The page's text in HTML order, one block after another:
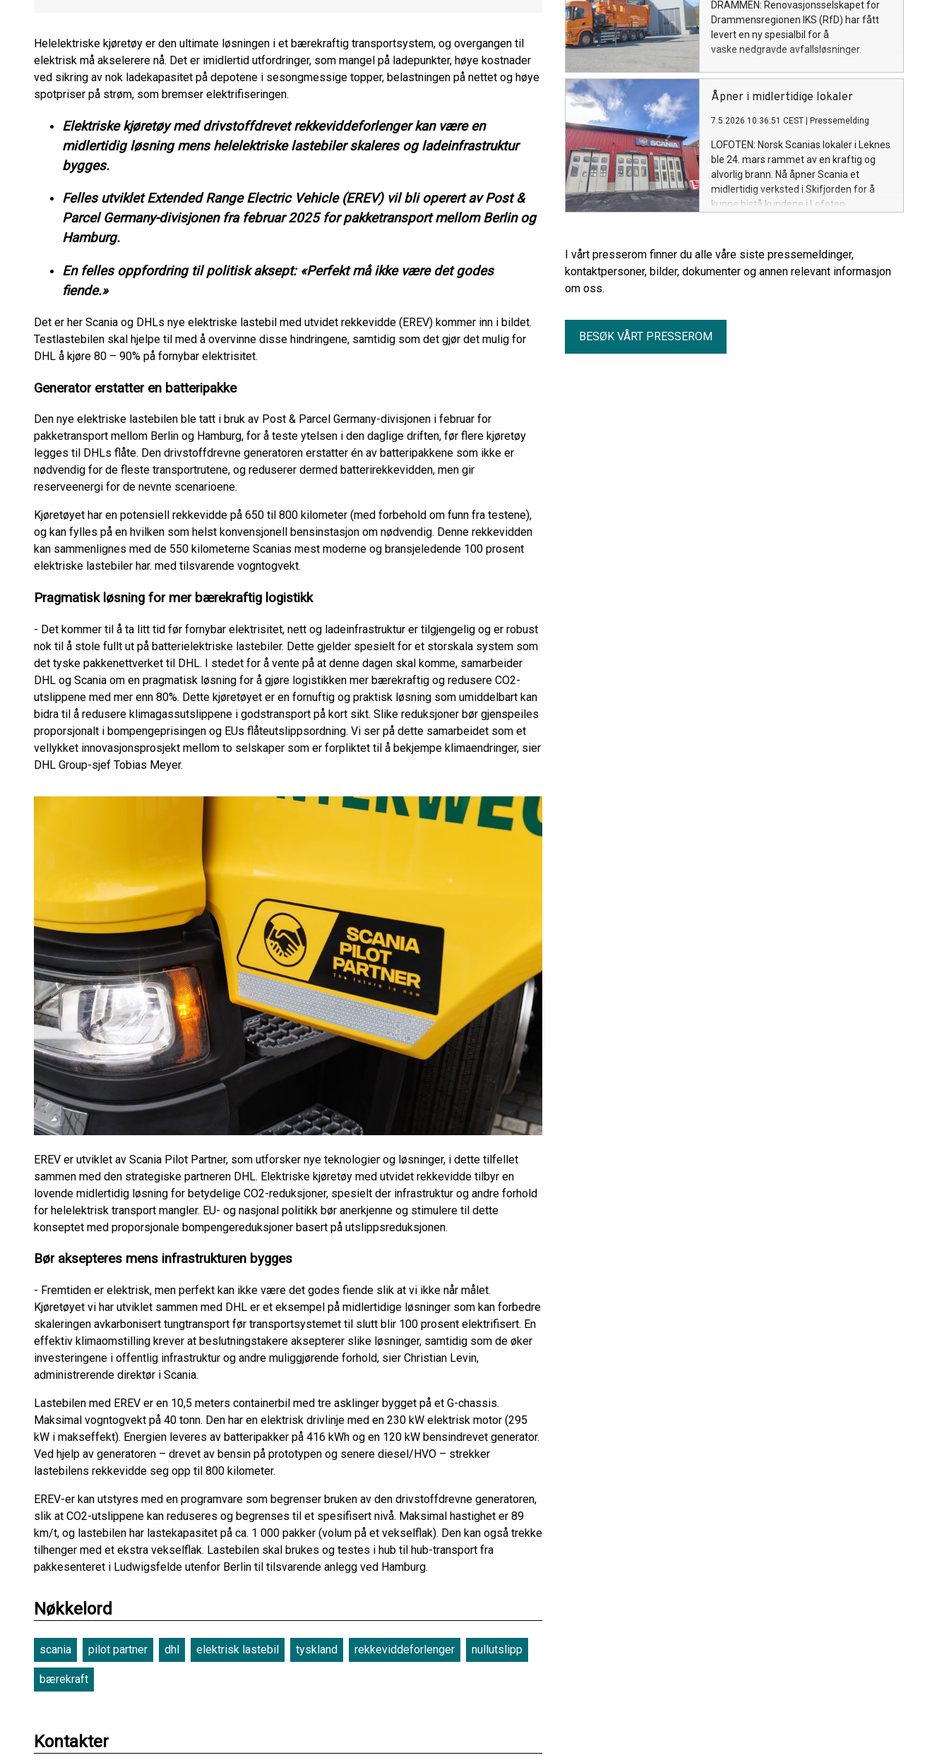
Helelektriske kjøretøy er den ultimate løsningen i et bærekraftig transportsystem, og overgangen til
elektrisk må akselerere nå. Det er imidlertid utfordringer, som mangel på ladepunkter, høye kostnader
ved sikring av nok ladekapasitet på depotene i sesongmessige topper, belastningen på nettet og høye
spotpriser på strøm, som bremser elektrifiseringen.
Elektriske kjøretøy med drivstoffdrevet rekkeviddeforlenger kan være en
midlertidig løsning mens helelektriske lastebiler skaleres og ladeinfrastruktur
bygges.
Felles utviklet Extended Range Electric Vehicle (EREV) vil bli operert av Post &
Parcel Germany-divisjonen fra februar 2025 for pakketransport mellom Berlin og
Hamburg.
En felles oppfordring til politisk aksept: «Perfekt må ikke være det godes
fiende.»
Det er her Scania og DHLs nye elektriske lastebil med utvidet rekkevidde (EREV) kommer inn i bildet.
Testlastebilen skal hjelpe til med å overvinne disse hindringene, samtidig som det gjør det mulig for
DHL å kjøre 80 – 90% på fornybar elektrisitet.
Generator erstatter en batteripakke
Den nye elektriske lastebilen ble tatt i bruk av Post & Parcel Germany-divisjonen i februar for
pakketransport mellom Berlin og Hamburg, for å teste ytelsen i den daglige driften, før flere kjøretøy
legges til DHLs flåte. Den drivstoffdrevne generatoren erstatter én av batteripakkene som ikke er
nødvendig for de fleste transportrutene, og reduserer dermed batterirekkevidden, men gir
reserveenergi for de nevnte scenarioene.
Kjøretøyet har en potensiell rekkevidde på 650 til 800 kilometer (med forbehold om funn fra testene),
og kan fylles på en hvilken som helst konvensjonell bensinstasjon om nødvendig. Denne rekkevidden
kan sammenlignes med de 550 kilometerne Scanias mest moderne og bransjeledende 100 prosent
elektriske lastebiler har. med tilsvarende vogntogvekt.
Pragmatisk løsning for mer bærekraftig logistikk
- Det kommer til å ta litt tid før fornybar elektrisitet, nett og ladeinfrastruktur er tilgjengelig og er robust
nok til å stole fullt ut på batterielektriske lastebiler. Dette gjelder spesielt for et storskala system som
det tyske pakkenettverket til DHL. I stedet for å vente på at denne dagen skal komme, samarbeider
DHL og Scania om en pragmatisk løsning for å gjøre logistikken mer bærekraftig og redusere CO2-
utslippene med mer enn 80%. Dette kjøretøyet er en fornuftig og praktisk løsning som umiddelbart kan
bidra til å redusere klimagassutslippene i godstransport på kort sikt. Slike reduksjoner bør gjenspeiles
proporsjonalt i bompengeprisingen og EUs flåteutslippsordning. Vi ser på dette samarbeidet som et
vellykket innovasjonsprosjekt mellom to selskaper som er forpliktet til å bekjempe klimaendringer, sier
DHL Group-sjef Tobias Meyer.
EREV er utviklet av Scania Pilot Partner, som utforsker nye teknologier og løsninger, i dette tilfellet
sammen med den strategiske partneren DHL. Elektriske kjøretøy med utvidet rekkevidde tilbyr en
lovende midlertidig løsning for betydelige CO2-reduksjoner, spesielt der infrastruktur og andre forhold
for helelektrisk transport mangler. EU- og nasjonal politikk bør anerkjenne og stimulere til dette
konseptet med proporsjonale bompengereduksjoner basert på utslippsreduksjonen.
Bør aksepteres mens infrastrukturen bygges
- Fremtiden er elektrisk, men perfekt kan ikke være det godes fiende slik at vi ikke når målet.
Kjøretøyet vi har utviklet sammen med DHL er et eksempel på midlertidige løsninger som kan forbedre
skaleringen avkarbonisert tungtransport før transportsystemet til slutt blir 100 prosent elektrifisert. En
effektiv klimaomstilling krever at beslutningstakere aksepterer slike løsninger, samtidig som de øker
investeringene i offentlig infrastruktur og andre muliggjørende forhold, sier Christian Levin,
administrerende direktør i Scania.
Lastebilen med EREV er en 10,5 meters containerbil med tre asklinger bygget på et G-chassis.
Maksimal vogntogvekt på 40 tonn. Den har en elektrisk drivlinje med en 230 kW elektrisk motor (295
kW i makseffekt). Energien leveres av batteripakker på 416 kWh og en 120 kW bensindrevet generator.
Ved hjelp av generatoren – drevet av bensin på prototypen og senere diesel/HVO – strekker
lastebilens rekkevidde seg opp til 800 kilometer.
EREV-er kan utstyres med en programvare som begrenser bruken av den drivstoffdrevne generatoren,
slik at CO2-utslippene kan reduseres og begrenses til et spesifisert nivå. Maksimal hastighet er 89
km/t, og lastebilen har lastekapasitet på ca. 1 000 pakker (volum på et vekselflak). Den kan også trekke
tilhenger med et ekstra vekselflak. Lastebilen skal brukes og testes i hub til hub-transport fra
pakkesenteret i Ludwigsfelde utenfor Berlin til tilsvarende anlegg ved Hamburg.
Nøkkelord
scania pilot partner dhl elektrisk lastebil tyskland rekkeviddeforlenger nullutslipp
bærekraft
Kontakter
DRAMMEN: Renovasjonsselskapet for
Drammensregionen IKS (RfD) har fått
levert en ny spesialbil for å
vaske nedgravde avfallsløsninger.
Åpner i midlertidige lokaler
7.5.2026 10:36:51 CEST Pressemelding
LOFOTEN: Norsk Scanias lokaler i Leknes
ble 24. mars rammet av en kraftig og
alvorlig brann. Nå åpner Scania et
midlertidig verksted i Skifjorden for å
kunne bistå kundene i Lofoten.
I vårt presserom finner du alle våre siste pressemeldinger,
kontaktpersoner, bilder, dokumenter og annen relevant informasjon
om oss.
BESØK VÅRT PRESSEROM